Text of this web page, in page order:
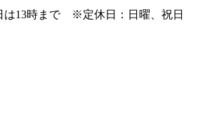
は13時まで ※定休日：日曜、祝日